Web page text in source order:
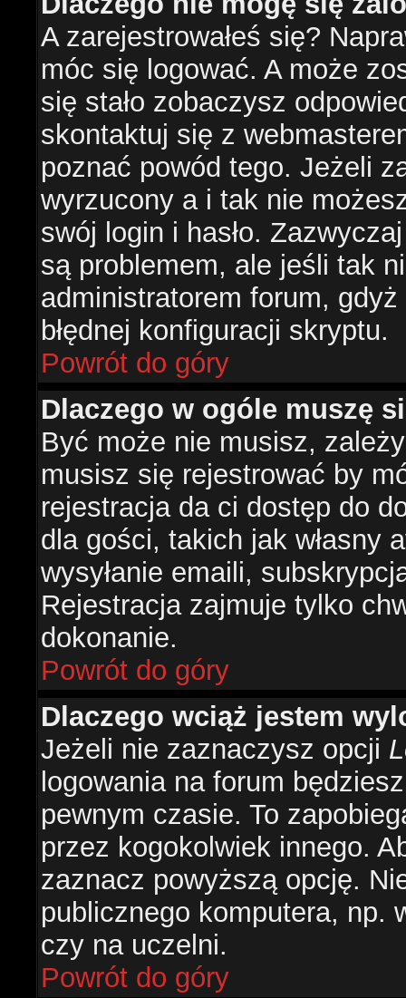
A zarejestrowałeś się?
móc się logować. A może
się stało zobaczysz
skontaktuj się z
poznać powód tego. Jeżeli
wyrzucony a i tak nie
swój login i hasło.
są problemem, ale jeśli tak
administratorem forum,
błędnej konfiguracji skryptu.
Powrót do góry
Dlaczego w ogóle muszę
Być może nie musisz,
musisz się rejestrować by
rejestracja da ci dostęp do
dla gości, takich jak własny
wysyłanie emaili,
Rejestracja zajmuje tylko
dokonanie.
Powrót do góry
Dlaczego wciąż jestem
Jeżeli nie zaznaczysz opcji
logowania na forum
pewnym czasie. To
przez kogokolwiek innego.
zaznacz powyższą opcję.
publicznego komputera, np.
czy na uczelni.
Powrót do góry